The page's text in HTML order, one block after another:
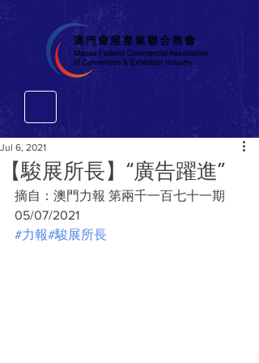
【駿展所長】“廣告躍進”
Jul 6, 2021
摘自：澳門力報 第兩千一百七十一期
05/07/2021
#力報#駿展所長